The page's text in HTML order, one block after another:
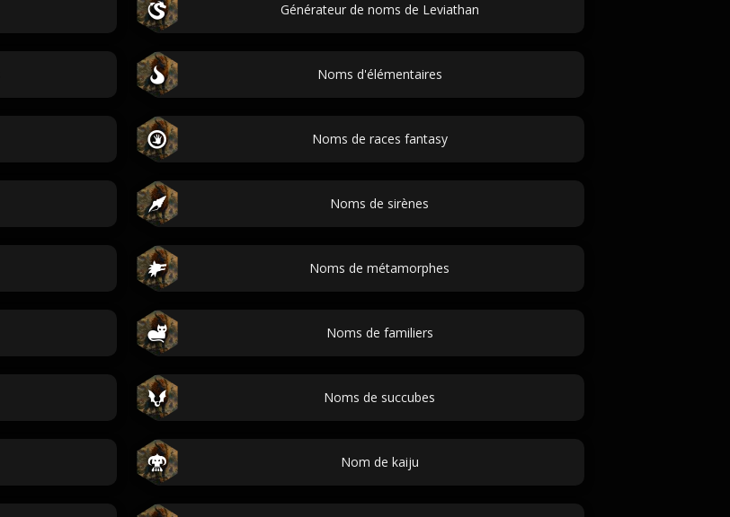
Générateur de noms de Leviathan
Noms d'élémentaires
Noms de races fantasy
Noms de sirènes
Noms de métamorphes
Noms de familiers
Noms de succubes
Nom de kaiju